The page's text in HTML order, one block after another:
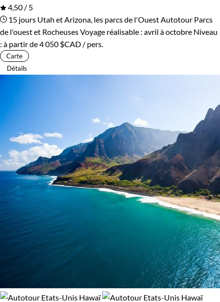
4,50 / 5
15 jours Utah et Arizona, les parcs de l'Ouest Autotour Parcs
de l'ouest et RocheusesVoyage réalisable : avril à octobre Niveau
: à partir de4 050 $CAD / pers.
Carte
Détails